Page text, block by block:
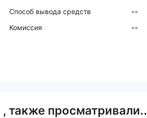
Способ вывода средств
--
Комиссия
--
, также просматривали..